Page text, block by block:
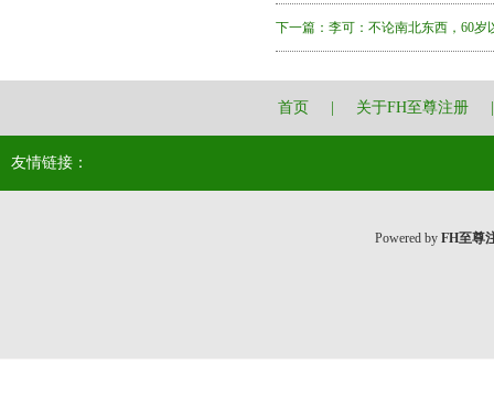
下一篇： 李可：不论南北东西，60
首页 关于FH至尊注册
友情链接：
Powered by FH至尊